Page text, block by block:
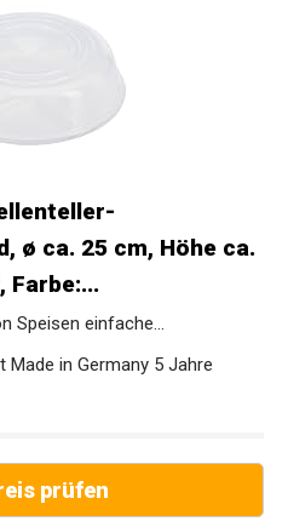
ø ca. 25 cm, Höhe ca.
Farbe:...
Speisen einfache...
Made in Germany 5 Jahre
prüfen